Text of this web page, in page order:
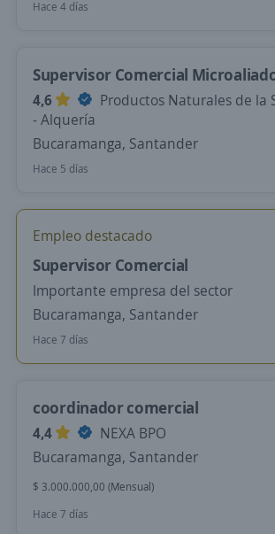
Hace 4 días
Supervisor Comercial
4,6
Productos Naturales de la
- Alquería
Bucaramanga, Santander
Hace 5 días
Empleo destacado
Supervisor Comercial
Importante empresa del sector
Bucaramanga, Santander
Hace 7 días
coordinador comercial
4,4
NEXA BPO
Bucaramanga, Santander
$ 3.000.000,00 (Mensual)
Hace 7 días